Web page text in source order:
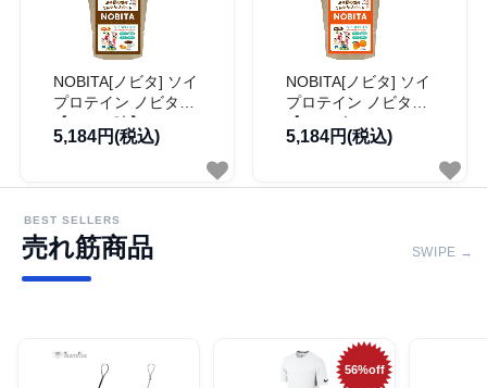
NOBITA[ノビタ] ソイ
プロテイン ノビタ
【ココア味】
5,184円(税込)
NOBITA[ノビタ] ソイ
プロテイン ノビタ
【マンゴーオレンジ
味】
5,184円(税込)
BEST SELLERS
売れ筋商品 SWIPE →
56%off